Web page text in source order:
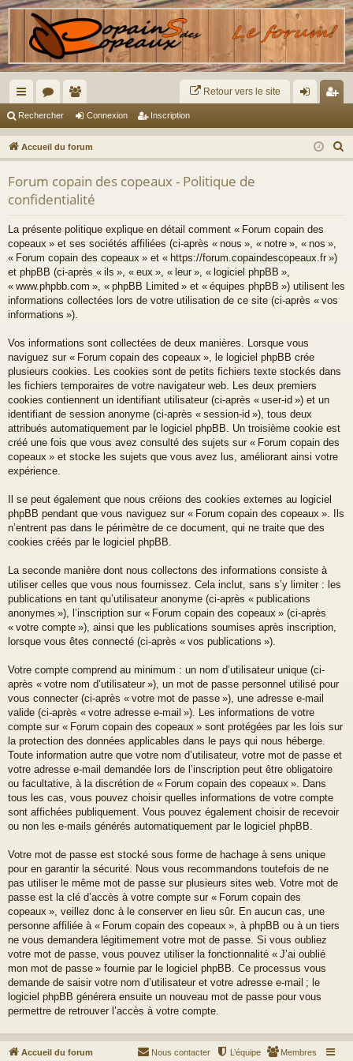
ac
co
ur
ci
or
u
m
s
m
br
es
Retour vers le site
ne
xi
cri
pti
Rechercher Connexion Inscription
Accueil du forum
e
Forum copain des copeaux - Politique de
confidentialité
La présente politique explique en détail comment « Forum copain des
copeaux » et ses sociétés affiliées (ci-après « nous », « notre », « nos »,
« Forum copain des copeaux » et « https://forum.copaindescopeaux.fr »)
et phpBB (ci-après « ils », « eux », « leur », « logiciel phpBB »,
« www.phpbb.com », « phpBB Limited » et « équipes phpBB ») utilisent les
informations collectées lors de votre utilisation de ce site (ci-après « vos
informations »).
Vos informations sont collectées de deux manières. Lorsque vous
naviguez sur « Forum copain des copeaux », le logiciel phpBB crée
plusieurs cookies. Les cookies sont de petits fichiers texte stockés dans
les fichiers temporaires de votre navigateur web. Les deux premiers
cookies contiennent un identifiant utilisateur (ci-après « user-id ») et un
identifiant de session anonyme (ci-après « session-id »), tous deux
attribués automatiquement par le logiciel phpBB. Un troisième cookie est
créé une fois que vous avez consulté des sujets sur « Forum copain des
copeaux » et stocke les sujets que vous avez lus, améliorant ainsi votre
expérience.
Il se peut également que nous créions des cookies externes au logiciel
phpBB pendant que vous naviguez sur « Forum copain des copeaux ». Ils
n’entrent pas dans le périmètre de ce document, qui ne traite que des
cookies créés par le logiciel phpBB.
La seconde manière dont nous collectons des informations consiste à
utiliser celles que vous nous fournissez. Cela inclut, sans s’y limiter : les
publications en tant qu’utilisateur anonyme (ci-après « publications
anonymes »), l’inscription sur « Forum copain des copeaux » (ci-après
« votre compte »), ainsi que les publications soumises après inscription,
lorsque vous êtes connecté (ci-après « vos publications »).
Votre compte comprend au minimum : un nom d’utilisateur unique (ci-
après « votre nom d’utilisateur »), un mot de passe personnel utilisé pour
vous connecter (ci-après « votre mot de passe »), une adresse e-mail
valide (ci-après « votre adresse e-mail »). Les informations de votre
compte sur « Forum copain des copeaux » sont protégées par les lois sur
la protection des données applicables dans le pays qui nous héberge.
Toute information autre que votre nom d’utilisateur, votre mot de passe et
votre adresse e-mail demandée lors de l’inscription peut être obligatoire
ou facultative, à la discrétion de « Forum copain des copeaux ». Dans
tous les cas, vous pouvez choisir quelles informations de votre compte
sont affichées publiquement. Vous pouvez également choisir de recevoir
ou non les e-mails générés automatiquement par le logiciel phpBB.
Votre mot de passe est stocké sous forme de hachage à sens unique
pour en garantir la sécurité. Nous vous recommandons toutefois de ne
pas utiliser le même mot de passe sur plusieurs sites web. Votre mot de
passe est la clé d’accès à votre compte sur « Forum copain des
copeaux », veillez donc à le conserver en lieu sûr. En aucun cas, une
personne affiliée à « Forum copain des copeaux », à phpBB ou à un tiers
ne vous demandera légitimement votre mot de passe. Si vous oubliez
votre mot de passe, vous pouvez utiliser la fonctionnalité « J’ai oublié
mon mot de passe » fournie par le logiciel phpBB. Ce processus vous
demande de saisir votre nom d’utilisateur et votre adresse e-mail ; le
logiciel phpBB générera ensuite un nouveau mot de passe pour vous
permettre de retrouver l’accès à votre compte.
Accueil du forum Membres
L’équipe
Nous contacter